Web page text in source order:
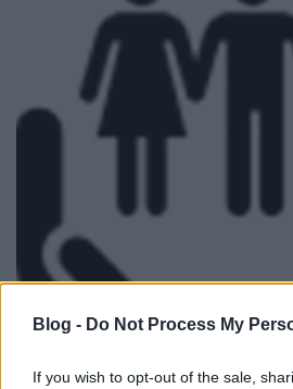
Blog - Do Not Process My
If you wish to opt-out of the sale,